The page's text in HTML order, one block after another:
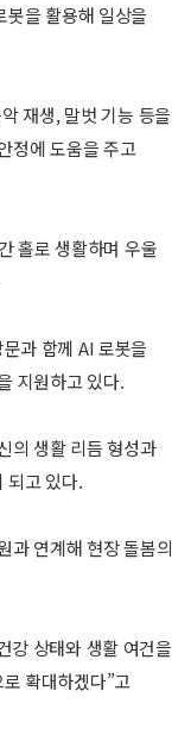
을 활용해 일상을
재생, 말벗 기능 등을
정에 도움을 주고
홀로 생활하며 우울
과 함께 AI 로봇을
지원하고 있다.
의 생활 리듬 형성과
되고 있다.
과 연계해 현장 돌봄의
강 상태와 생활 여건을
확대하겠다”고